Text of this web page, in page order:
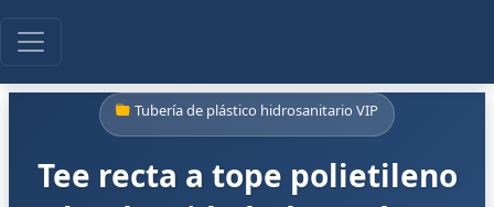
Tubería de plástico hidrosanitario VIP
Tee recta a tope polietileno